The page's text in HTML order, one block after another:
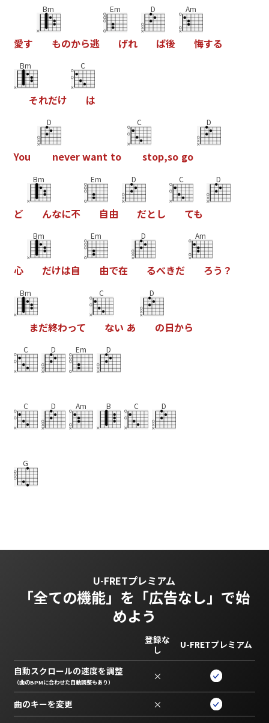
愛す
Bm
ものから逃
Em
げれ
D
ば後
Am
悔する
Bm
それだけ
C
は
You
D
neverwant to
C
stop,so go
D
ど
Bm
んなに不
Em
自由
D
だと し
C
ても
D
心
Bm
だけは自
Em
由で在
D
るべきだ
Am
ろう ？
Bm
まだ終わって
C
ない あ
D
の日から
C D Em D
C D Am B C D
G
U-FRETプレミアム
「全ての機能」を 「広告なし」で始
めよう
登録な
し
U-FRETプレミアム
自動スクロールの速度を調整
（曲のBPMに合わせた自動調整もあり） ×
曲のキーを変更 ×